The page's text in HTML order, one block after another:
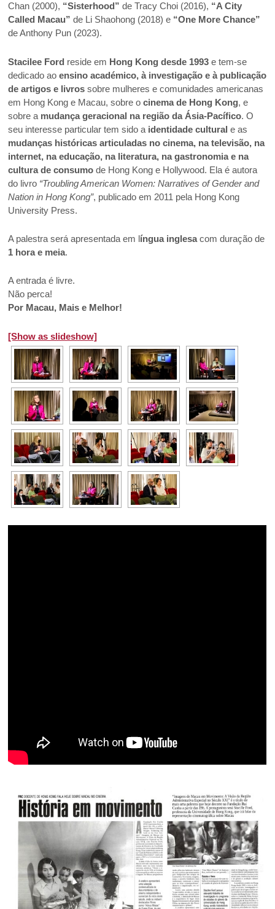
Chan (2000), “Sisterhood” de Tracy Choi (2016), “A City
Called Macau” de Li Shaohong (2018) e “One More Chance”
de Anthony Pun (2023).
Stacilee Ford reside em Hong Kong desde 1993 e tem-se
dedicado aoensino académico, à investigação e à publicação
de artigos e livros sobre mulheres e comunidades americanas
em Hong Kong e Macau, sobre ocinema de Hong Kong, e
sobre a mudança geracional na região da Ásia-Pacífico. O
seu interesse particular tem sido a identidade cultural e as
mudanças históricas articuladas no cinema, na televisão, na
internet, na educação, na literatura, na gastronomia e na
cultura de consumo de Hong Kong e Hollywood. Ela é autora
do livro “Troubling American Women: Narratives of Gender and
Nation in Hong Kong”, publicado em 2011 pela Hong Kong
University Press.
A palestra será apresentada em língua inglesacom duração de
1 hora e meia.
A entrada é livre.
Não perca!
Por Macau, Mais e Melhor!
[Show as slideshow]